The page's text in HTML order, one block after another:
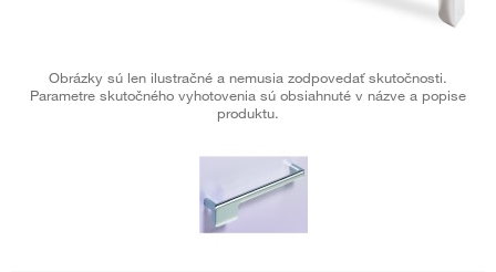
Obrázky sú len ilustračné a nemusia zodpovedať skutočnosti.
Parametre skutočného vyhotovenia sú obsiahnuté v názve a popise
produktu.